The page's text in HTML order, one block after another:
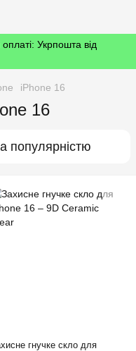
Укрпошта від
iPhone 16
16
популярністю
гнучке скло для